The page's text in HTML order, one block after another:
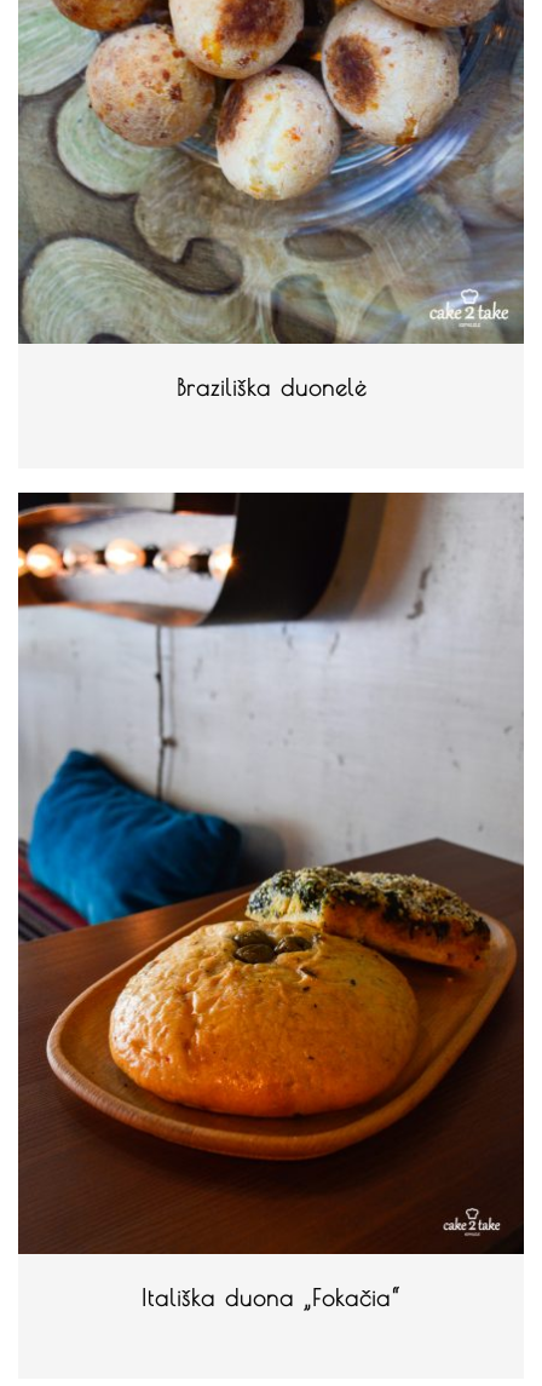
Braziliška duonelė
Itališka duona „Fokačia“